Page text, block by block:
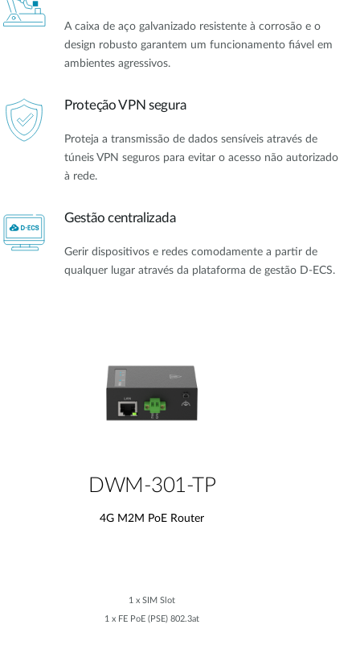
A caixa de aço galvanizado resistente à corrosão e o
design robusto garantem um funcionamento fiável em
ambientes agressivos.
Proteção VPN segura
Proteja a transmissão de dados sensíveis através de
túneis VPN seguros para evitar o acesso não autorizado
à rede.
Gestão centralizada
Gerir dispositivos e redes comodamente a partir de
qualquer lugar através da plataforma de gestão D-ECS.
DWM-301-TP
4G M2M PoE Router
1 x SIM Slot
1 x FE PoE (PSE) 802.3at